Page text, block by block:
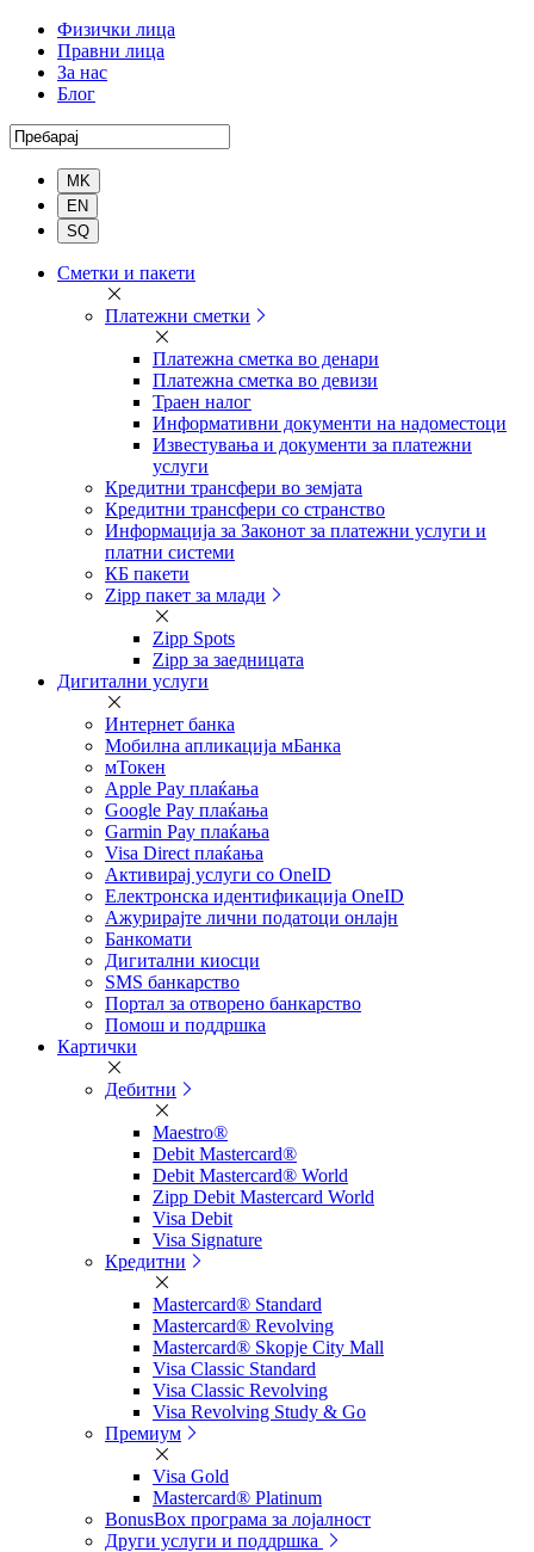
Физички лица
Правни лица
За нас
Блог
Пребарај
Комерцијална
Сметки и пакети
Платежни сметки
Платежна сметка во денари
Платежна сметка во девизи
Траен налог
Информативни документи на надоместоци
Известувања и документи за платежни
услуги
Кредитни трансфери во земјата
Кредитни трансфери со странство
Информација за Законот за платежни услуги и
платни системи
КБ пакети
Zipp пакет за млади
Zipp Spots
Zipp за заедницата
Дигитални услуги
Интернет банка
Мобилна апликација мБанка
мТокен
Apple Pay плаќања
Google Pay плаќања
Garmin Pay плаќања
Visa Direct плаќања
Активирај услуги со OneID
Електронска идентификација OneID
Ажурирајте лични податоци онлајн
Банкомати
Дигитални киосци
SMS банкарство
Портал за отворeно банкарство
Помош и поддршка
Картички
Дебитни
Maestro®
Debit Mastercard®
Debit Mastercard® World
Zipp Debit Mastercard World
Visa Debit
Visa Signature
Кредитни
Mastercard® Standard
Mastercard® Revolving
Mastercard® Skopje City Mall
Visa Classic Standard
Visa Classic Revolving
Visa Revolving Study & Go
Премиум
Visa Gold
Mastercard® Platinum
BonusBox програма за лојалност
Други услуги и поддршка